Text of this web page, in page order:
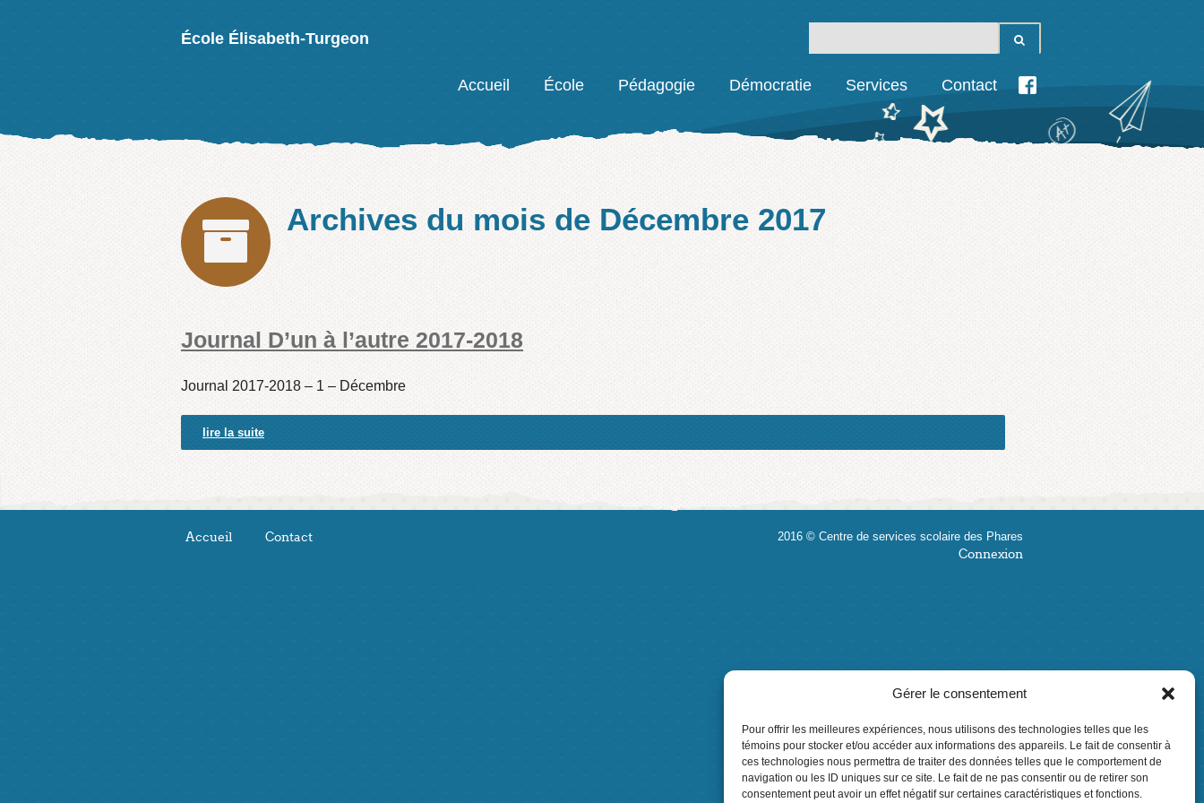
Gérer le consentement
Pour offrir les meilleures expériences, nous utilisons des technologies telles que les
témoins pour stocker et/ou accéder aux informations des appareils. Le fait de consentir à
ces technologies nous permettra de traiter des données telles que le comportement de
navigation ou les ID uniques sur ce site. Le fait de ne pas consentir ou de retirer son
consentement peut avoir un effet négatif sur certaines caractéristiques et fonctions.
École Élisabeth-Turgeon
Accueil École Pédagogie Démocratie Services Contact
Facebook
Archives du mois de Décembre 2017
Journal D’un à l’autre 2017-2018
Journal 2017-2018 – 1 – Décembre
lire la suite
Accueil Contact 2016 © Centre de services scolaire des Phares
Connexion